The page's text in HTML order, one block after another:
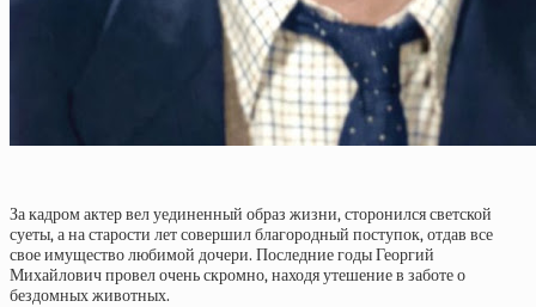
За кадром актер вел уединенный образ жизни, сторонился светской
суеты, а на старости лет совершил благородный поступок, отдав все
свое имущество любимой дочери. Последние годы Георгий
Михайлович провел очень скромно, находя утешение в заботе о
бездомных животных.